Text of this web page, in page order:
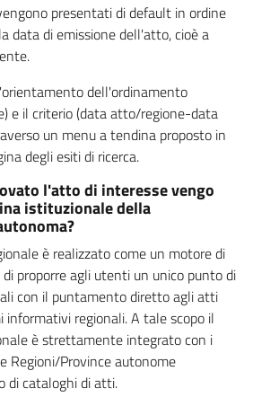
presentati di default in ordine
data di emissione dell'atto, cioè a
dell'ordinamento
e il criterio (data atto/regione-data
un menu a tendina proposto in
degli esiti di ricerca.
l'atto di interesse vengo
istituzionale della
è realizzato come un motore di
proporre agli utenti un unico punto di
con il puntamento diretto agli atti
informativi regionali. A tale scopo il
è strettamente integrato con i
Regioni/Province autonome
di cataloghi di atti.